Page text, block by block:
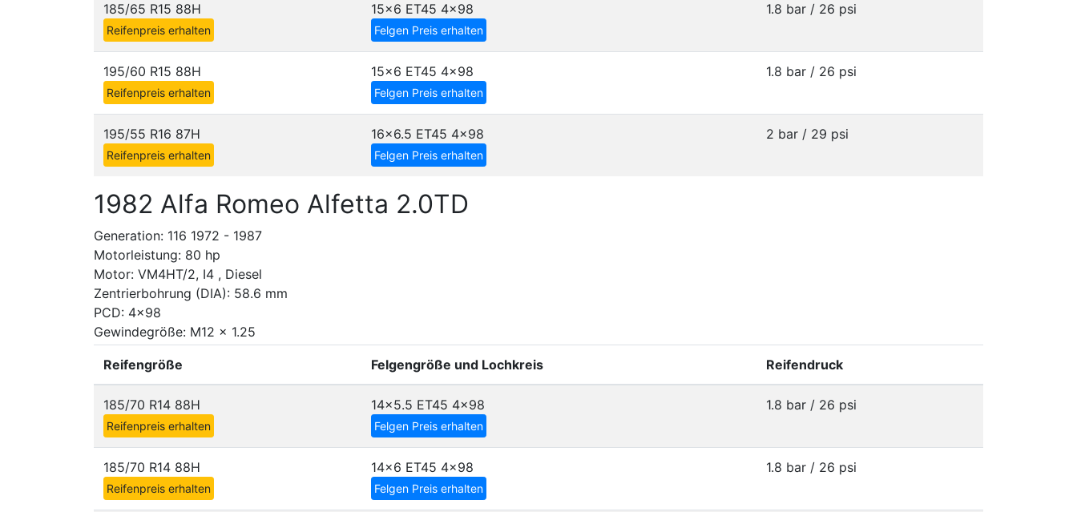
185/65 R15 88H
Reifenpreis erhalten
15x6 ET45 4x98
Felgen Preis erhalten
1.8 bar / 26 psi
195/60 R15 88H
Reifenpreis erhalten
15x6 ET45 4x98
Felgen Preis erhalten
1.8 bar / 26 psi
195/55 R16 87H
Reifenpreis erhalten
16x6.5 ET45 4x98
Felgen Preis erhalten
2 bar / 29 psi
1982 Alfa Romeo Alfetta 2.0TD
Generation: 116 1972 - 1987
Motorleistung: 80 hp
Motor: VM4HT/2, I4 , Diesel
Zentrierbohrung (DIA): 58.6 mm
PCD: 4x98
Gewindegröße: M12 x 1.25
Reifengröße Felgengröße und Lochkreis Reifendruck
185/70 R14 88H
Reifenpreis erhalten
14x5.5 ET45 4x98
Felgen Preis erhalten
1.8 bar / 26 psi
185/70 R14 88H
Reifenpreis erhalten
14x6 ET45 4x98
Felgen Preis erhalten
1.8 bar / 26 psi